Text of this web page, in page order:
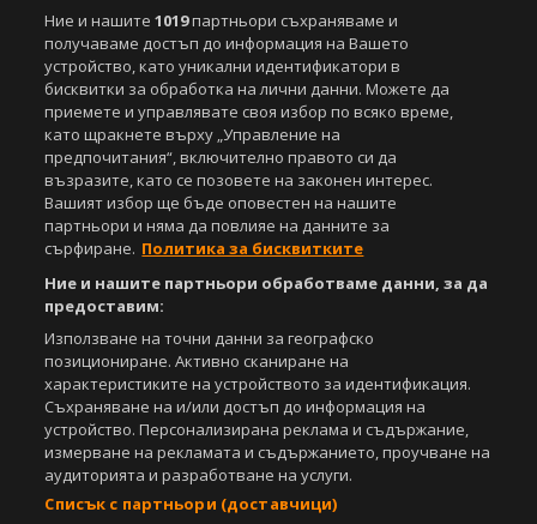
Етични правила на НСС
Управление на предпочитания
Съдържанието на този уеб сайт и технологиите, използвани в него, са
под закрила на Закона за авторското право и сродните му права.
Всички статии, репортажи, интервюта и други текстови, графични и
видео материали, публикувани в сайта, са собственост на Агенция
Спортал, освен ако изрично е посочено друго. Допуска се
публикуване на текстови материали само след писмено съгласие на
Агенция Спортал, посочване на източника и добавяне на линк към
www.sportal.bg. Използването на графични и видео материали,
публикувани в сайта, е строго забранено. Нарушителите ще бъдат
санкционирани с цялата строгост на закона.
Android
Powered by:
Ние и нашите1019партньори съхраняваме и
получаваме достъп до информация на Вашето
устройство, като уникални идентификатори в
бисквитки за обработка на лични данни. Можете да
приемете и управлявате своя избор по всяко време,
като щракнете върху „Управление на
предпочитания“, включително правото си да
възразите, като се позовете на законен интерес.
Вашият избор ще бъде оповестен на нашите
партньори и няма да повлияе на данните за
сърфиране. Политика за бисквитките
Ние и нашите партньори обработваме данни, за да
предоставим:
Използване на точни данни за географско
позициониране. Активно сканиране на
характеристиките на устройството за идентификация.
Съхраняване на и/или достъп до информация на
устройство. Персонализирана реклама и съдържание,
измерване на рекламата и съдържанието, проучване на
аудиторията и разработване на услуги.
Списък с партньори (доставчици)